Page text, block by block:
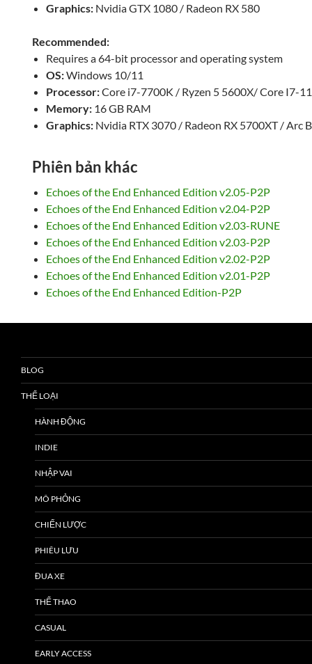
Graphics: Nvidia GTX 1080 / Radeon RX 580
Recommended:
Requires a 64-bit processor and operating system
OS:Windows 10/11
Processor:Core i7-7700K / Ryzen 5 5600X/ Core I7-
Memory: 16 GB RAM
Graphics: Nvidia RTX 3070 / Radeon RX 5700XT / Arc
Phiên bản khác
Echoes of the End Enhanced Edition v2.05-P2P
Echoes of the End Enhanced Edition v2.04-P2P
Echoes of the End Enhanced Edition v2.03-RUNE
Echoes of the End Enhanced Edition v2.03-P2P
Echoes of the End Enhanced Edition v2.02-P2P
Echoes of the End Enhanced Edition v2.01-P2P
Echoes of the End Enhanced Edition-P2P
BLOG
THỂ LOẠI
HÀNH ĐỘNG
INDIE
NHẬP VAI
MÔ PHỎNG
CHIẾN LƯỢC
PHIÊU LƯU
ĐUA XE
THỂ THAO
CASUAL
EARLY ACCESS